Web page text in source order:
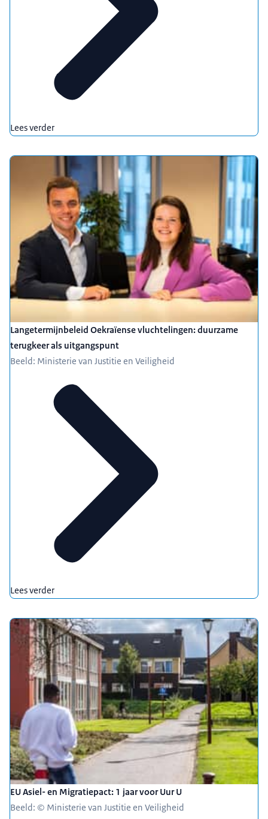
Lees verder
Langetermijnbeleid Oekraïense vluchtelingen: duurzame
terugkeer als uitgangspunt
Beeld: Ministerie van Justitie en Veiligheid
Lees verder
EU Asiel- en Migratiepact: 1 jaar voor Uur U
Beeld: © Ministerie van Justitie en Veiligheid